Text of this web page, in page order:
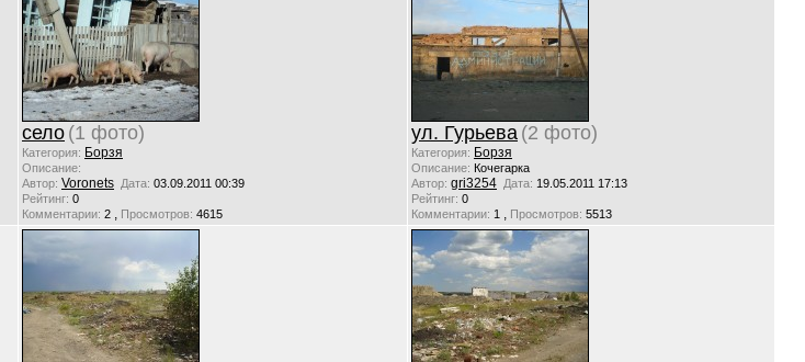
село (1 фото)
Категория: Борзя
Описание:
Автор: Voronets Дата: 03.09.2011 00:39
Рейтинг: 0
Комментарии: 2 , Просмотров: 4615
ул. Гурьева (2 фото)
Категория: Борзя
Описание: Кочегарка
Автор: gri3254 Дата: 19.05.2011 17:13
Рейтинг: 0
Комментарии: 1 , Просмотров: 5513